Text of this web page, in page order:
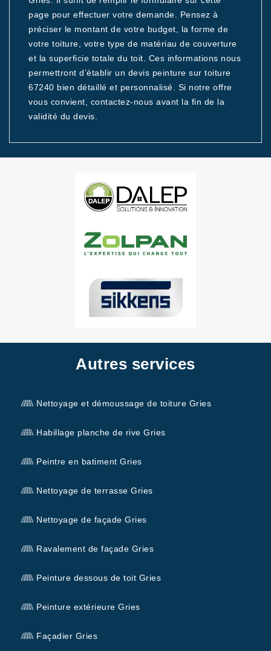
page pour effectuer votre demande. Pensez à
préciser le montant de votre budget, la forme de
votre toiture, votre type de matériau de couverture
et la superficie totale du toit. Ces informations nous
permettront d’établir un devis peinture sur toiture
67240 bien détaillé et personnalisé. Si notre offre
vous convient, contactez-nous avant la fin de la
validité du devis.
Autres services
Nettoyage et démoussage de toiture Gries
Habillage planche de rive Gries
Peintre en batiment Gries
Nettoyage de terrasse Gries
Nettoyage de façade Gries
Ravalement de façade Gries
Peinture dessous de toit Gries
Peinture extérieure Gries
Façadier Gries